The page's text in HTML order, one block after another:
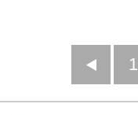
前
へ
1